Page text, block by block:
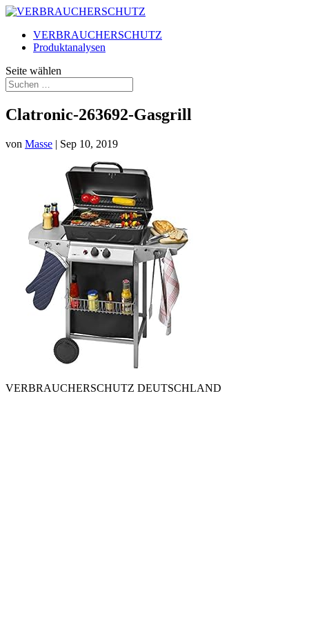
VERBRAUCHERSCHUTZ
Produktanalysen
Seite wählen
Clatronic-263692-Gasgrill
von Masse | Sep 10, 2019
VERBRAUCHERSCHUTZ DEUTSCHLAND